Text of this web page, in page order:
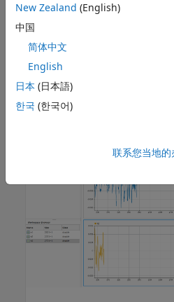
这些信号共用一个时间轴。通过
项卡上选择
请水平平移它们，并对齐时间轴
选项卡中，读取时间轴的下限时
每个信号末端附近的信号最大值。
时钟开始后大约 0.197 秒时出现
约 0.229 秒出现该特征。因此，延
New Zealand (English)
中国
简体中文
English
日本 (日本語)
한국 (한국어)
联系您当地的